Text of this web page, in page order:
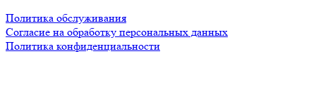
Политика обслуживания
Согласие на обработку персональных данных
Политика конфиденциальности